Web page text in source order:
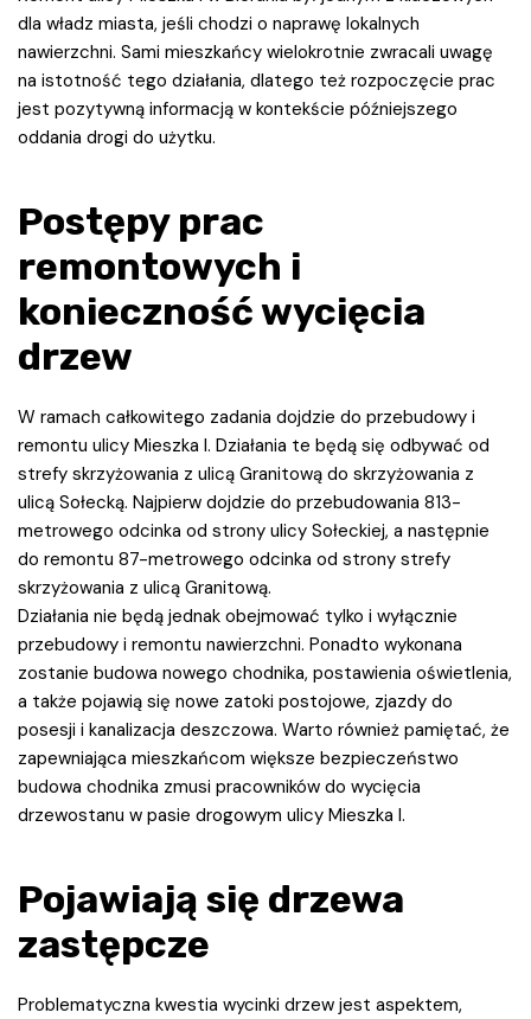
dla władz miasta, jeśli chodzi o naprawę lokalnych
nawierzchni. Sami mieszkańcy wielokrotnie zwracali uwagę
na istotność tego działania, dlatego też rozpoczęcie prac
jest pozytywną informacją w kontekście późniejszego
oddania drogi do użytku.
Postępy prac
remontowych i
konieczność wycięcia
drzew
W ramach całkowitego zadania dojdzie do przebudowy i
remontu ulicy Mieszka I. Działania te będą się odbywać od
strefy skrzyżowania z ulicą Granitową do skrzyżowania z
ulicą Sołecką. Najpierw dojdzie do przebudowania 813-
metrowego odcinka od strony ulicy Sołeckiej, a następnie
do remontu 87-metrowego odcinka od strony strefy
skrzyżowania z ulicą Granitową.
Działania nie będą jednak obejmować tylko i wyłącznie
przebudowy i remontu nawierzchni. Ponadto wykonana
zostanie budowa nowego chodnika, postawienia oświetlenia,
a także pojawią się nowe zatoki postojowe, zjazdy do
posesji i kanalizacja deszczowa. Warto również pamiętać, że
zapewniająca mieszkańcom większe bezpieczeństwo
budowa chodnika zmusi pracowników do wycięcia
drzewostanu w pasie drogowym ulicy Mieszka I.
Pojawiają się drzewa
zastępcze
Problematyczna kwestia wycinki drzew jest aspektem,